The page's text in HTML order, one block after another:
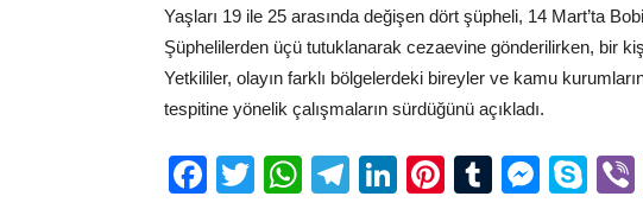
Yaşları 19 ile 25 arasında değişen dört şüpheli, 14 Mart’ta
Şüphelilerden üçü tutuklanarak cezaevine gönderilirken, bir
Yetkililer, olayın farklı bölgelerdeki bireyler ve kamu
tespitine yönelik çalışmaların sürdüğünü açıkladı.
Facebook
TwitterWhatsApp
Telegram
LinkedIn
Pinterest
Tumblr